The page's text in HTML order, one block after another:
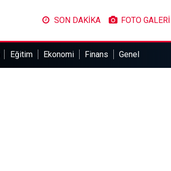
SON DAKİKA FOTO GALERİ
Eğitim Ekonomi Finans Genel